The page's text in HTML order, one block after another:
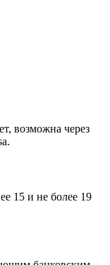
возможна через
15 и не более 19